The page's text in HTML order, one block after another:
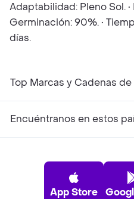
Adaptabilidad: Pleno Sol.
Germinación: 90%. •
días.
Top Marcas y Cadenas
Encuéntranos en estos
App Store